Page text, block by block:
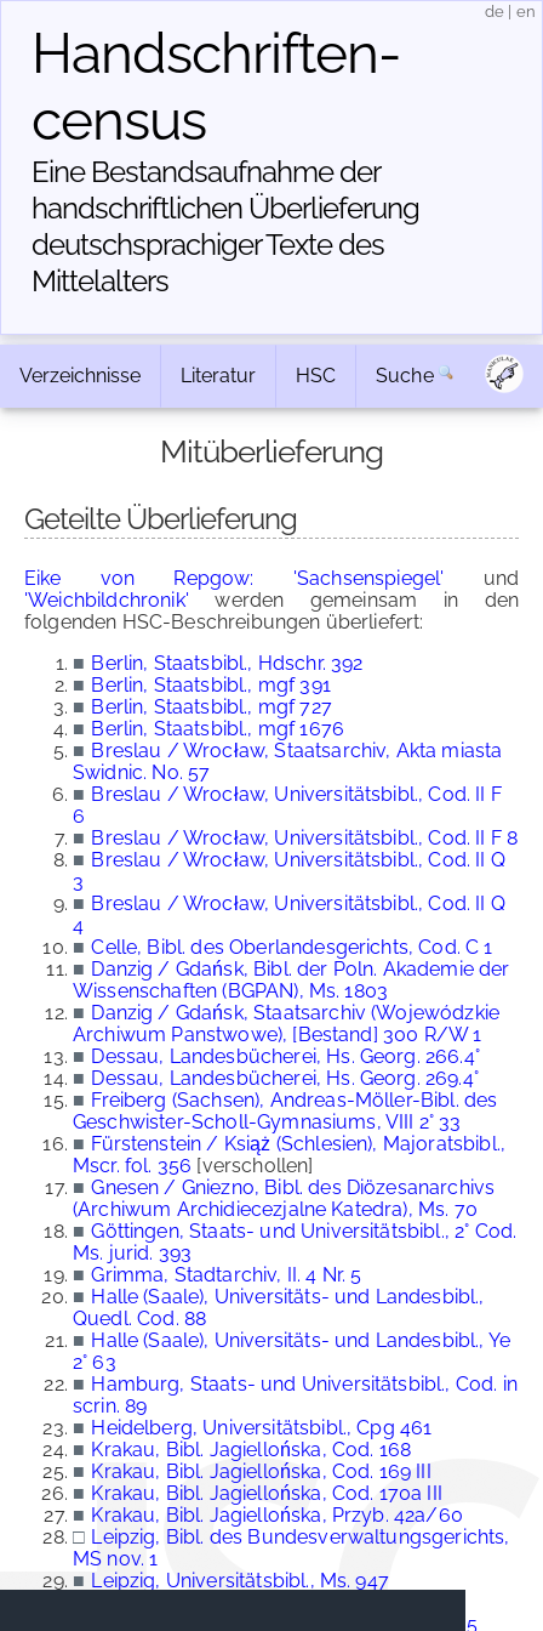
Handschriften­
census
Eine Bestandsaufnahme der
handschriftlichen Über­lieferung
deutschsprachiger Texte des
Mittelalters
de en
Verzeichnisse Literatur HSC Suche
Mitüberlieferung
Geteilte Überlieferung
Eike von Repgow: 'Sachsenspiegel' und
'Weichbildchronik' werden gemeinsam in den
folgenden HSC-Beschreibungen überliefert:
■ Berlin, Staatsbibl., Hdschr. 392
■ Berlin, Staatsbibl., mgf 391
■ Berlin, Staatsbibl., mgf 727
■ Berlin, Staatsbibl., mgf 1676
■ Breslau / Wrocław, Staatsarchiv, Akta miasta
Swidnic. No. 57
■ Breslau / Wrocław, Universitätsbibl., Cod. II F
6
■ Breslau / Wrocław, Universitätsbibl., Cod. II F 8
■ Breslau / Wrocław, Universitätsbibl., Cod. II Q
3
■ Breslau / Wrocław, Universitätsbibl., Cod. II Q
4
■ Celle, Bibl. des Oberlandesgerichts, Cod. C 1
■ Danzig / Gdańsk, Bibl. der Poln. Akademie der
Wissenschaften (BGPAN), Ms. 1803
■ Danzig / Gdańsk, Staatsarchiv (Wojewódzkie
Archiwum Panstwowe), [Bestand] 300 R/W 1
■ Dessau, Landesbücherei, Hs. Georg. 266.4°
■ Dessau, Landesbücherei, Hs. Georg. 269.4°
■ Freiberg (Sachsen), Andreas-Möller-Bibl. des
Geschwister-Scholl-Gymnasiums, VIII 2° 33
■ Fürstenstein / Książ (Schlesien), Majoratsbibl.,
Mscr. fol. 356 [verschollen]
■ Gnesen / Gniezno, Bibl. des Diözesanarchivs
(Archiwum Archidiecezjalne Katedra), Ms. 70
■ Göttingen, Staats- und Universitätsbibl., 2° Cod.
Ms. jurid. 393
■ Grimma, Stadtarchiv, II. 4 Nr. 5
■ Halle (Saale), Universitäts- und Landesbibl.,
Quedl. Cod. 88
■ Halle (Saale), Universitäts- und Landesbibl., Ye
2° 63
■ Hamburg, Staats- und Universitätsbibl., Cod. in
scrin. 89
■ Heidelberg, Universitätsbibl., Cpg 461
■ Krakau, Bibl. Jagiellońska, Cod. 168
■ Krakau, Bibl. Jagiellońska, Cod. 169 III
■ Krakau, Bibl. Jagiellońska, Cod. 170a III
■ Krakau, Bibl. Jagiellońska, Przyb. 42a/60
□ Leipzig, Bibl. des Bundesverwaltungsgerichts,
MS nov. 1
■ Leipzig, Universitätsbibl., Ms. 947
München, Universitätsbibl., 2° Cod. ms. 205